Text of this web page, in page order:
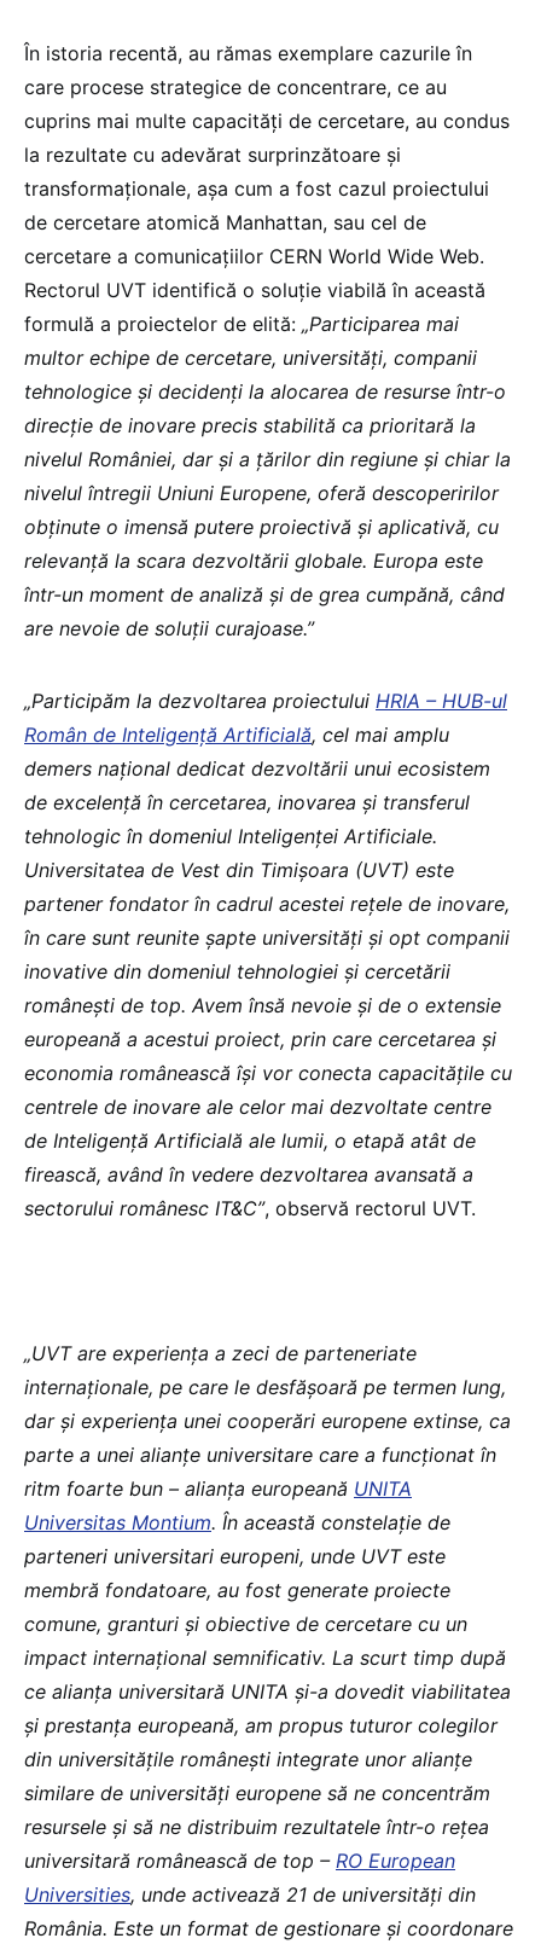
În istoria recentă, au rămas exemplare cazurile în
care procese strategice de concentrare, ce au
cuprins mai multe capacități de cercetare, au condus
la rezultate cu adevărat surprinzătoare și
transformaționale, așa cum a fost cazul proiectului
de cercetare atomică Manhattan, sau cel de
cercetare a comunicațiilor CERN World Wide Web.
Rectorul UVT identifică o soluție viabilă în această
formulă a proiectelor de elită: „Participarea mai
multor echipe de cercetare, universități, companii
tehnologice și decidenți la alocarea de resurse într-o
direcție de inovare precis stabilită ca prioritară la
nivelul României, dar și a țărilor din regiune și chiar la
nivelul întregii Uniuni Europene, oferă descoperirilor
obținute o imensă putere proiectivă și aplicativă, cu
relevanță la scara dezvoltării globale. Europa este
într-un moment de analiză și de grea cumpănă, când
are nevoie de soluții curajoase.”
„Participăm la dezvoltarea proiectului HRIA – HUB-ul
Român de Inteligență Artificială, cel mai amplu
demers național dedicat dezvoltării unui ecosistem
de excelență în cercetarea, inovarea și transferul
tehnologic în domeniul Inteligenței Artificiale.
Universitatea de Vest din Timișoara (UVT) este
partener fondator în cadrul acestei rețele de inovare,
în care sunt reunite șapte universități și opt companii
inovative din domeniul tehnologiei și cercetării
românești de top. Avem însă nevoie și de o extensie
europeană a acestui proiect, prin care cercetarea și
economia românească își vor conecta capacitățile cu
centrele de inovare ale celor mai dezvoltate centre
de Inteligență Artificială ale lumii, o etapă atât de
firească, având în vedere dezvoltarea avansată a
sectorului românesc IT&C”, observă rectorul UVT.
„UVT are experiența a zeci de parteneriate
internaționale, pe care le desfășoară pe termen lung,
dar și experiența unei cooperări europene extinse, ca
parte a unei alianțe universitare care a funcționat în
ritm foarte bun – alianța europeană UNITA
Universitas Montium. În această constelație de
parteneri universitari europeni, unde UVT este
membră fondatoare, au fost generate proiecte
comune, granturi și obiective de cercetare cu un
impact internațional semnificativ. La scurt timp după
ce alianța universitară UNITA și-a dovedit viabilitatea
și prestanța europeană, am propus tuturor colegilor
din universitățile românești integrate unor alianțe
similare de universități europene să ne concentrăm
resursele și să ne distribuim rezultatele într-o rețea
universitară românească de top – RO European
Universities, unde activează 21 de universităţi din
România. Este un format de gestionare și coordonare